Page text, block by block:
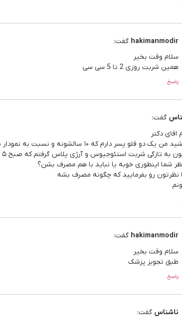
hakimanmodir گفت:
سلام وقت بخیر
همین شربت روزی 2 تا 5 سی سی
پاسخ
گفت:
اقای دکتر
دو قلو پسر دارم که ۱۰ سالشونه و نسبت به نمودار نرمال قدشون ۱۰ تا ۱۵ سانت کمتره
به تازگی شربت استئوجیوس و آرژی پلاس گرفتم که صبح ۵ سی سی آرژی پلاس و شب ۵ سی سی استئوجیوس بدم
شما اینطوری خوبه یا نباید با هم مصرف بشن؟
نظرتون رو بفرمایید که چگونه مصرف بشه
hakimanmodir گفت:
سلام وقت بخیر
طبق تجویز پزشک
پاسخ
ناشناس گفت: